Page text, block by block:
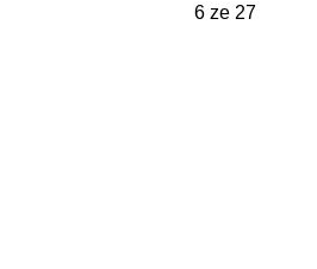
6 ze 27